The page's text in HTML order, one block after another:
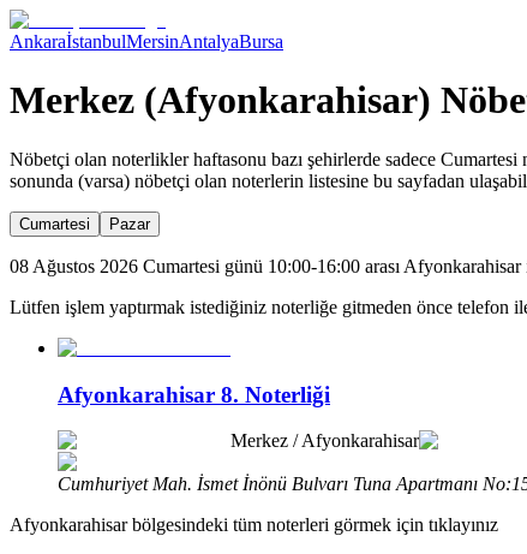
AnkaraİstanbulMersinAntalyaBursa
Merkez (Afyonkarahisar)
Nöbetçi olan noterlikler haftasonu bazı şehirlerde sadece
sonunda (varsa) nöbetçi olan noterlerin listesine bu sayfadan
Cumartesi Pazar
08 Ağustos 2026 Cumartesi günü 10:00-16:00 arası
Lütfen işlem yaptırmak istediğiniz noterliğe gitmeden önce telefon
Afyonkarahisar 8. Noterliği
Merkez /Afyonkarahisar
Cumhuriyet Mah. İsmet İnönü Bulvarı Tuna Apartmanı
Afyonkarahisarbölgesindeki tüm noterleri görmek için tıklayınız